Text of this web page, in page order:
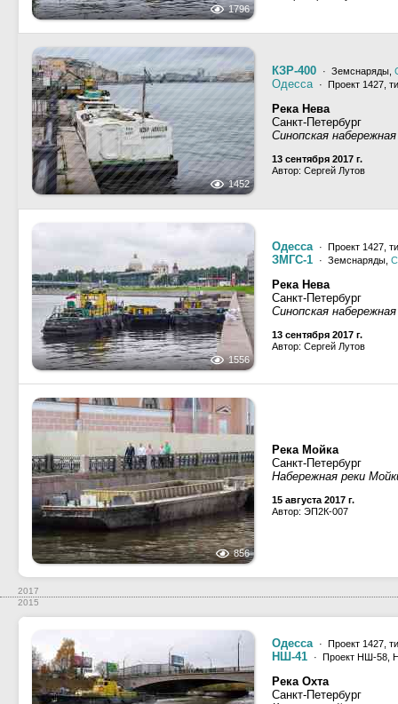
1796
1452
КЗР-400 · Земснаряды,
Одесса · Проект 1427,
Река Нева
Санкт-Петербург
Синопская набережная
13 сентября 2017 г.
Автор: Сергей Лутов
1556
Одесса · Проект 1427,
ЗМГС-1 · Земснаряды,
Река Нева
Санкт-Петербург
Синопская набережная
13 сентября 2017 г.
Автор: Сергей Лутов
856
Река Мойка
Санкт-Петербург
Набережная реки
15 августа 2017 г.
Автор: ЭП2К-007
2017
2015
Одесса · Проект 1427,
НШ-41 · Проект НШ-
Река Охта
Санкт-Петербург